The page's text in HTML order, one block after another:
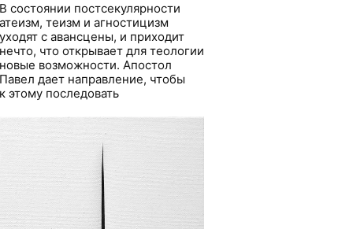
состоянии постсекулярности
теизм и агностицизм
с авансцены, и приходит
что открывает для теологии
возможности. Апостол
дает направление, чтобы
этому последовать